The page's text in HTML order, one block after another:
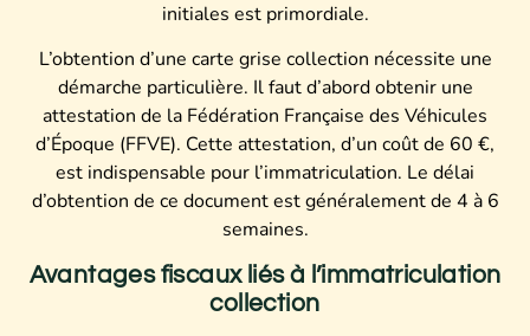
initiales est primordiale.
L’obtention d’une carte grise collection nécessite une
démarche particulière. Il faut d’abord obtenir une
attestation de la Fédération Française des Véhicules
d’Époque (FFVE). Cette attestation, d’un coût de 60 €,
est indispensable pour l’immatriculation. Le délai
d’obtention de ce document est généralement de 4 à 6
semaines.
Avantages fiscaux liés à l’immatriculation
collection